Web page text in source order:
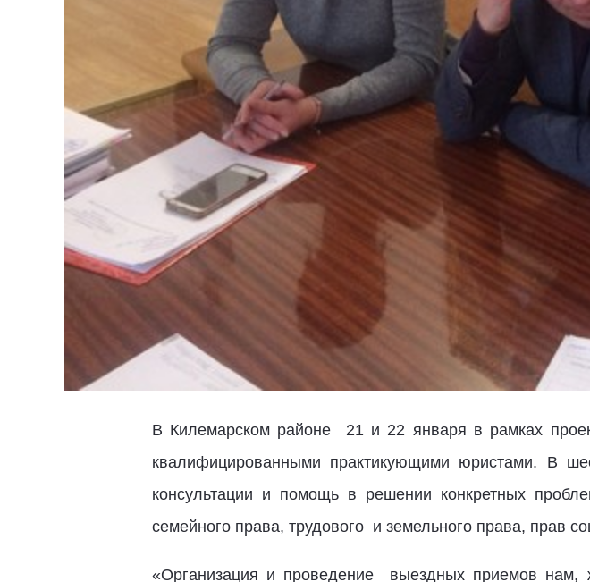
В Килемарском районе 21 и 22 января в рамках
квалифицированными практикующими юристами. В
консультации и помощь в решении конкретных
семейного права, трудового и земельного права, прав
«Организация и проведение выездных приемов нам,